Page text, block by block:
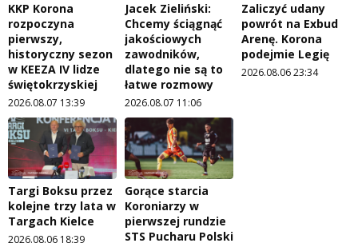
KKP Korona
rozpoczyna
pierwszy,
historyczny sezon
w KEEZA IV lidze
świętokrzyskiej
2026.08.07 13:39
Jacek Zieliński:
Chcemy ściągnąć
jakościowych
zawodników,
dlatego nie są to
łatwe rozmowy
2026.08.07 11:06
Zaliczyć udany
powrót na Exbud
Arenę. Korona
podejmie Legię
2026.08.06 23:34
Targi Boksu przez
kolejne trzy lata w
Targach Kielce
2026.08.06 18:39
Gorące starcia
Koroniarzy w
pierwszej rundzie
STS Pucharu Polski